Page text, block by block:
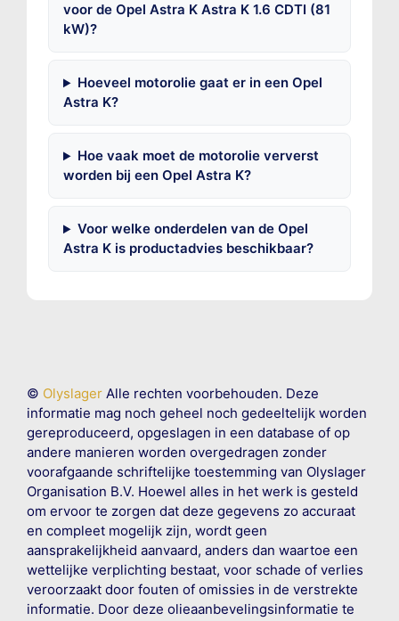
voor de Opel Astra K Astra K 1.6 CDTI (81
kW)?
Hoeveel motorolie gaat er in een Opel
Astra K?
Hoe vaak moet de motorolie ververst
worden bij een Opel Astra K?
Voor welke onderdelen van de Opel
Astra K is productadvies beschikbaar?
© OlyslagerAlle rechten voorbehouden. Deze
informatie mag noch geheel noch gedeeltelijk worden
gereproduceerd, opgeslagen in een database of op
andere manieren worden overgedragen zonder
voorafgaande schriftelijke toestemming van Olyslager
Organisation B.V. Hoewel alles in het werk is gesteld
om ervoor te zorgen dat deze gegevens zo accuraat
en compleet mogelijk zijn, wordt geen
aansprakelijkheid aanvaard, anders dan waartoe een
wettelijke verplichting bestaat, voor schade of verlies
veroorzaakt door fouten of omissies in de verstrekte
informatie. Door deze olieaanbevelingsinformatie te